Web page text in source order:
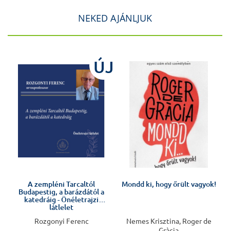
NEKED AJÁNLJUK
ÚJ
A zempléni Tarcaltól
Budapestig, a barázdától a
katedráig - Önéletrajzi
látlelet
Rozgonyi Ferenc
Mondd ki, hogy őrült vagyok!
Nemes Krisztina, Roger de